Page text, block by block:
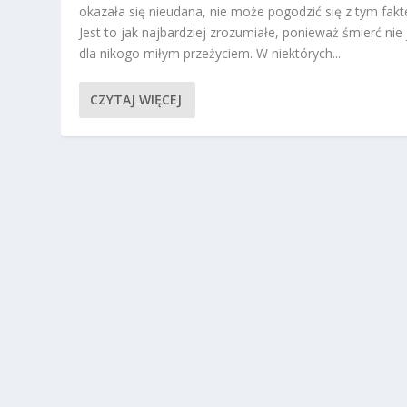
okazała się nieudana, nie może pogodzić się z tym
Jest to jak najbardziej zrozumiałe, ponieważ śmierć
dla nikogo miłym przeżyciem. W niektórych...
CZYTAJ WIĘCEJ